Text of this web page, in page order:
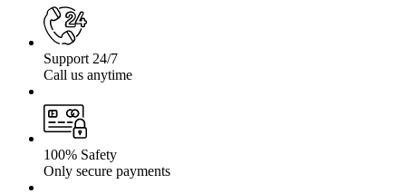
Support 24/7
Call us anytime
100% Safety
Only secure payments